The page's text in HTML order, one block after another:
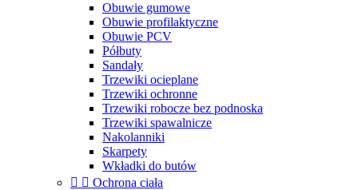
Obuwie gumowe
Obuwie profilaktyczne
Obuwie PCV
Półbuty
Sandały
Trzewiki ocieplane
Trzewiki ochronne
Trzewiki robocze bez podnoska
Trzewiki spawalnicze
Nakolanniki
Skarpety
Wkładki do butów
  Ochrona ciała